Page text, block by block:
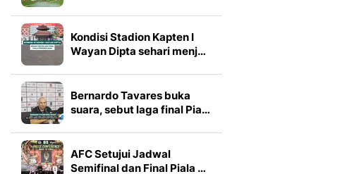
Kondisi Stadion Kapten I
Wayan Dipta sehari menj…
Bernardo Tavares buka
suara, sebut laga final Pia…
AFC Setujui Jadwal
Semifinal dan Final Piala …